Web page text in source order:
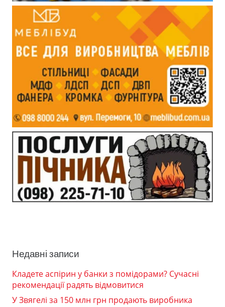
Недавні записи
Кладете аспірин у банки з помідорами? Сучасні
рекомендації радять відмовитися
У Звягелі за 150 млн грн продають виробника